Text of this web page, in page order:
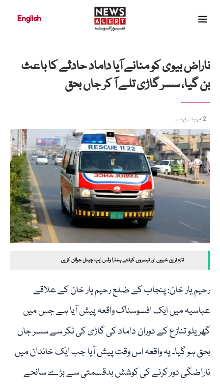
English
ناراض بیوی کو منانے آیا داماد حادثے کا باعث
بن گیا، سسر گاڑی تلے آ کر جاں بحق
2 مہینے پہلے
تازہ ترین خبروں اور تبصروں کیلئے ہمارا وٹس ایپ چینل جوائن کریں
رحیم یار خان: پنجاب کے ضلع رحیم یار خان کے علاقے
عباسیہ میں ایک افسوسناک واقعہ پیش آیا ہے جس میں
گھریلو تنازع کے دوران داماد کی گاڑی کی ٹکر سے سسر جاں
بحق ہو گیا۔ یہ واقعہ اس وقت پیش آیا جب ایک خاندان میں
ناراضگی دور کرنے کی کوشش بدقسمتی سے بڑے سانحے